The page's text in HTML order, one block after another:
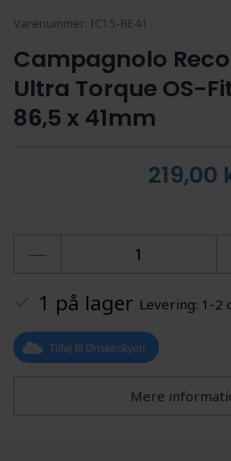
Varenummer: IC15-RE41
Campagnolo
Ultra Torque OS-
86,5 x 41mm
219,00
1 på lager Levering: 1-2
Tilføj til Ønskeskyen
Mere